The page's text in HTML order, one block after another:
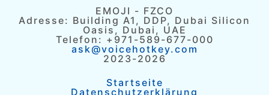
EMOJI - FZCO
Adresse: Building A1, DDP, Dubai Silicon
Oasis, Dubai, UAE
Telefon: +971-589-677-000
ask@voicehotkey.com
2023-2026
Startseite
Datenschutzerklärung